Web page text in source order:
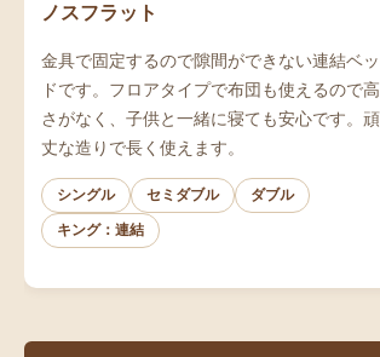
ノスフラット
金具で固定するので隙間ができない連結ベッ
ドです。フロアタイプで布団も使えるので高
さがなく、子供と一緒に寝ても安心です。頑
丈な造りで長く使えます。
シングル セミダブル ダブル
キング：連結